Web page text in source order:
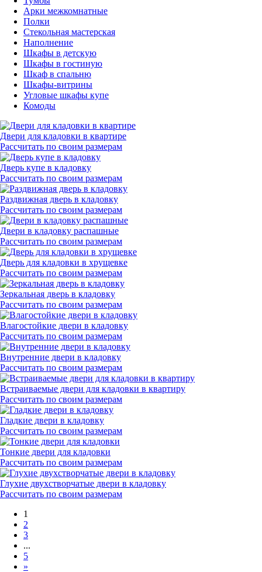
Арки межкомнатные
Полки
Стекольная мастерская
Наполнение
Шкафы в детскую
Шкафы в гостиную
Шкаф в спальню
Шкафы-витрины
Угловые шкафы купе
Комоды
Двери для кладовки в квартире
Рассчитать по своим размерам
Дверь купе в кладовку
Рассчитать по своим размерам
Раздвижная дверь в кладовку
Рассчитать по своим размерам
Двери в кладовку распашные
Рассчитать по своим размерам
Дверь для кладовки в хрущевке
Рассчитать по своим размерам
Зеркальная дверь в кладовку
Рассчитать по своим размерам
Влагостойкие двери в кладовку
Рассчитать по своим размерам
Внутренние двери в кладовку
Рассчитать по своим размерам
Встраиваемые двери для кладовки в квартиру
Рассчитать по своим размерам
Гладкие двери в кладовку
Рассчитать по своим размерам
Тонкие двери для кладовки
Рассчитать по своим размерам
Глухие двухстворчатые двери в кладовку
Рассчитать по своим размерам
1
2
3
...
5
»